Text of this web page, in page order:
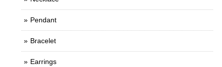
Pendant
Bracelet
Earrings